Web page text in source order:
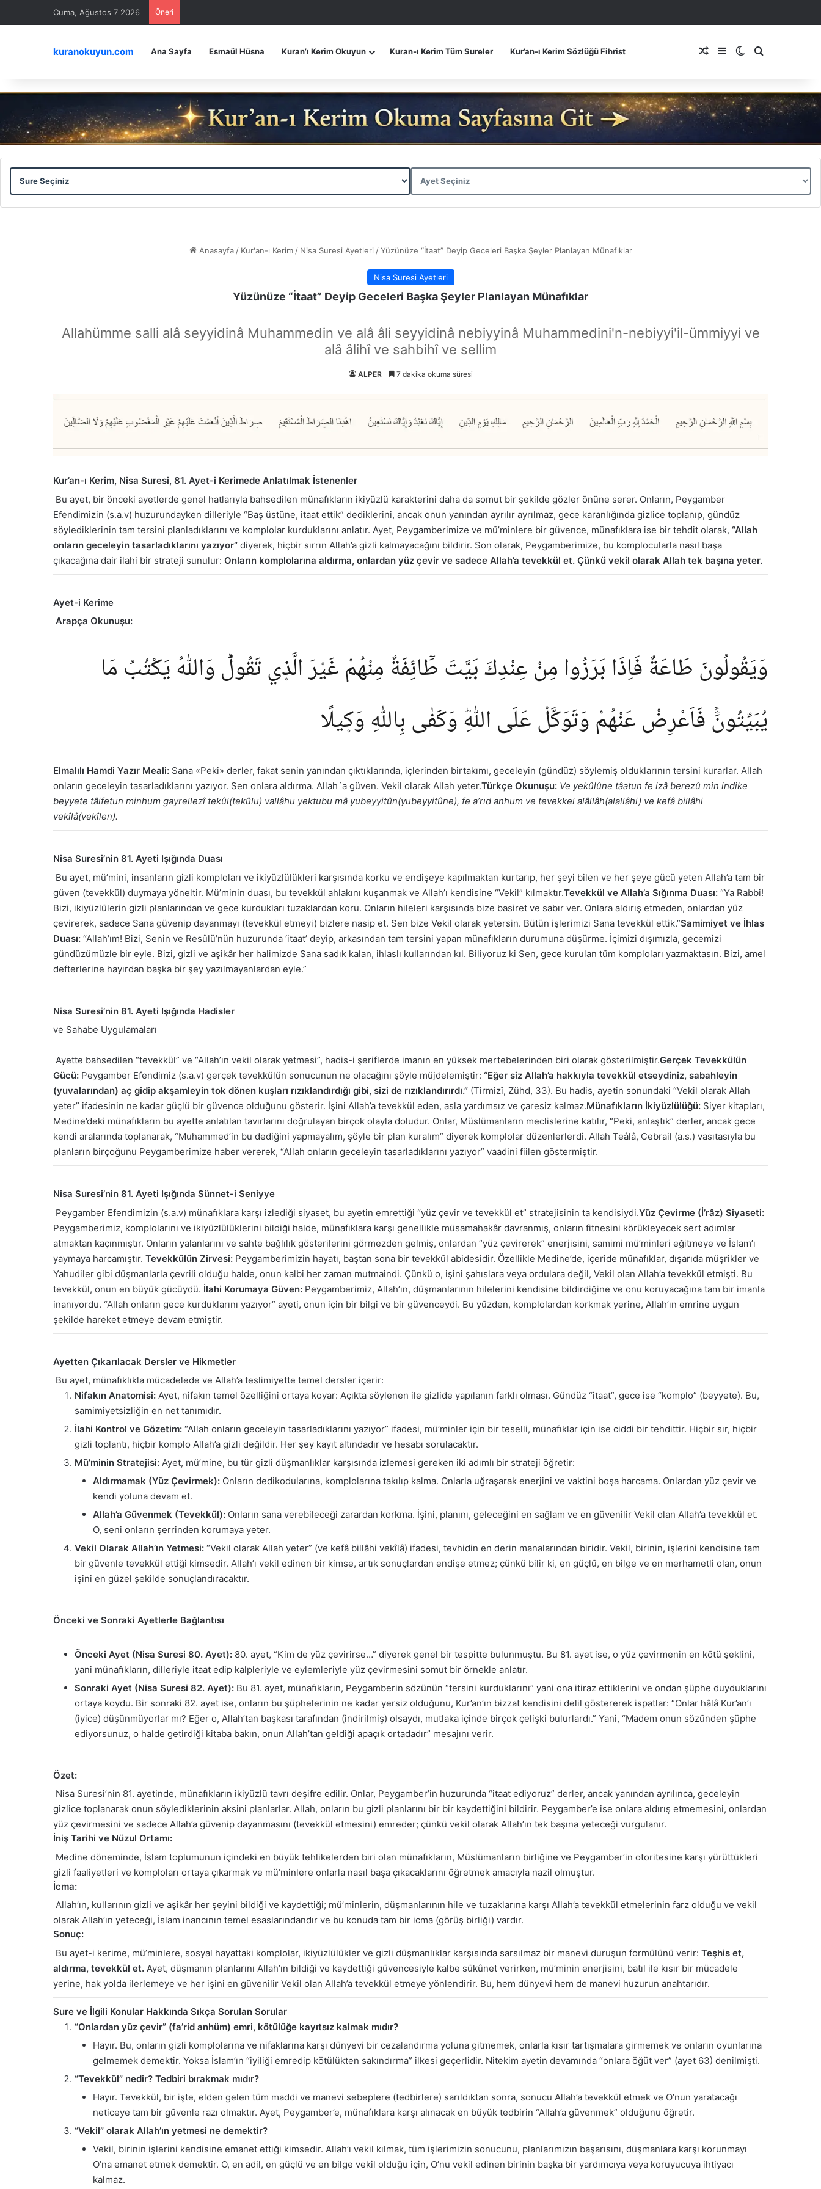
Cuma, Ağustos 7 2026 Öneri
kuranokuyun.com Ana Sayfa Esmaül Hüsna Kuran’ı Kerim Okuyun Kuran-ı Kerim Tüm Sureler Kur’an-ı Kerim Sözlüğü Fihrist Rastgele Makale
Kenar Bölmesi
Dış görünümü
Arama yap
Anasayfa / Kur'an-ı Kerim / Nisa Suresi Ayetleri / Yüzünüze “İtaat” Deyip Geceleri Başka Şeyler Planlayan Münafıklar
Nisa Suresi Ayetleri
Yüzünüze “İtaat” Deyip Geceleri Başka Şeyler Planlayan Münafıklar
Allahümme salli alâ seyyidinâ Muhammedin ve alâ âli seyyidinâ nebiyyinâ Muhammedini'n-nebiyyi'il-ümmiyyi ve
alâ âlihî ve sahbihî ve sellim
ALPER 7 dakika okuma süresi
Kur’an-ı Kerim, Nisa Suresi, 81. Ayet-i Kerimede Anlatılmak İstenenler
Bu ayet, bir önceki ayetlerde genel hatlarıyla bahsedilen münafıkların ikiyüzlü karakterini daha da somut bir şekilde gözler önüne serer. Onların, Peygamber
Efendimizin (s.a.v) huzurundayken dilleriyle “Baş üstüne, itaat ettik” dediklerini, ancak onun yanından ayrılır ayrılmaz, gece karanlığında gizlice toplanıp, gündüz
söylediklerinin tam tersini planladıklarını ve komplolar kurduklarını anlatır. Ayet, Peygamberimize ve mü’minlere bir güvence, münafıklara ise bir tehdit olarak, “Allah
onların geceleyin tasarladıklarını yazıyor” diyerek, hiçbir sırrın Allah’a gizli kalmayacağını bildirir. Son olarak, Peygamberimize, bu komplocularla nasıl başa
çıkacağına dair ilahi bir strateji sunulur: Onların komplolarına aldırma, onlardan yüz çevir ve sadece Allah’a tevekkül et. Çünkü vekil olarak Allah tek başına yeter.
Ayet-i Kerime
Arapça Okunuşu:
وَيَقُولُونَ طَاعَةٌ فَاِذَا بَرَزُوا مِنْ عِنْدِكَ بَيَّتَ طَٓائِفَةٌ مِنْهُمْ غَيْرَ الَّذ۪ي تَقُولُؕ وَاللّٰهُ يَكْتُبُ مَا
يُبَيِّتُونَۚ فَاَعْرِضْ عَنْهُمْ وَتَوَكَّلْ عَلَى اللّٰهِؕ وَكَفٰى بِاللّٰهِ وَك۪يلًا
Elmalılı Hamdi Yazır Meali: Sana «Peki» derler, fakat senin yanından çıktıklarında, içlerinden birtakımı, geceleyin (gündüz) söylemiş olduklarının tersini kurarlar. Allah
onların geceleyin tasarladıklarını yazıyor. Sen onlara aldırma. Allah´a güven. Vekil olarak Allah yeter.Türkçe Okunuşu: Ve yekûlûne tâatun fe izâ berezû min indike
beyyete tâifetun minhum gayrellezî tekûl(tekûlu) vallâhu yektubu mâ yubeyyitûn(yubeyyitûne), fe a’rıd anhum ve tevekkel alâllâh(alallâhi) ve kefâ billâhi
vekîlâ(vekîlen).
Nisa Suresi’nin 81. Ayeti Işığında Duası
Bu ayet, mü’mini, insanların gizli komploları ve ikiyüzlülükleri karşısında korku ve endişeye kapılmaktan kurtarıp, her şeyi bilen ve her şeye gücü yeten Allah’a tam bir
güven (tevekkül) duymaya yöneltir. Mü’minin duası, bu tevekkül ahlakını kuşanmak ve Allah’ı kendisine “Vekil” kılmaktır.Tevekkül ve Allah’a Sığınma Duası: “Ya Rabbi!
Bizi, ikiyüzlülerin gizli planlarından ve gece kurdukları tuzaklardan koru. Onların hileleri karşısında bize basiret ve sabır ver. Onlara aldırış etmeden, onlardan yüz
çevirerek, sadece Sana güvenip dayanmayı (tevekkül etmeyi) bizlere nasip et. Sen bize Vekil olarak yetersin. Bütün işlerimizi Sana tevekkül ettik.”Samimiyet ve İhlas
Duası: “Allah’ım! Bizi, Senin ve Resûlü’nün huzurunda ‘itaat’ deyip, arkasından tam tersini yapan münafıkların durumuna düşürme. İçimizi dışımızla, gecemizi
gündüzümüzle bir eyle. Bizi, gizli ve aşikâr her halimizde Sana sadık kalan, ihlaslı kullarından kıl. Biliyoruz ki Sen, gece kurulan tüm komploları yazmaktasın. Bizi, amel
defterlerine hayırdan başka bir şey yazılmayanlardan eyle.”
Nisa Suresi’nin 81. Ayeti Işığında Hadisler
ve Sahabe Uygulamaları
Ayette bahsedilen “tevekkül” ve “Allah’ın vekil olarak yetmesi”, hadis-i şeriflerde imanın en yüksek mertebelerinden biri olarak gösterilmiştir.Gerçek Tevekkülün
Gücü: Peygamber Efendimiz (s.a.v) gerçek tevekkülün sonucunun ne olacağını şöyle müjdelemiştir: “Eğer siz Allah’a hakkıyla tevekkül etseydiniz, sabahleyin
(yuvalarından) aç gidip akşamleyin tok dönen kuşları rızıklandırdığı gibi, sizi de rızıklandırırdı.” (Tirmizî, Zühd, 33). Bu hadis, ayetin sonundaki “Vekil olarak Allah
yeter” ifadesinin ne kadar güçlü bir güvence olduğunu gösterir. İşini Allah’a tevekkül eden, asla yardımsız ve çaresiz kalmaz.Münafıkların İkiyüzlülüğü: Siyer kitapları,
Medine’deki münafıkların bu ayette anlatılan tavırlarını doğrulayan birçok olayla doludur. Onlar, Müslümanların meclislerine katılır, “Peki, anlaştık” derler, ancak gece
kendi aralarında toplanarak, “Muhammed’in bu dediğini yapmayalım, şöyle bir plan kuralım” diyerek komplolar düzenlerlerdi. Allah Teâlâ, Cebrail (a.s.) vasıtasıyla bu
planların birçoğunu Peygamberimize haber vererek, “Allah onların geceleyin tasarladıklarını yazıyor” vaadini fiilen göstermiştir.
Nisa Suresi’nin 81. Ayeti Işığında Sünnet-i Seniyye
Peygamber Efendimizin (s.a.v) münafıklara karşı izlediği siyaset, bu ayetin emrettiği “yüz çevir ve tevekkül et” stratejisinin ta kendisiydi.Yüz Çevirme (İ’râz) Siyaseti:
Peygamberimiz, komplolarını ve ikiyüzlülüklerini bildiği halde, münafıklara karşı genellikle müsamahakâr davranmış, onların fitnesini körükleyecek sert adımlar
atmaktan kaçınmıştır. Onların yalanlarını ve sahte bağlılık gösterilerini görmezden gelmiş, onlardan “yüz çevirerek” enerjisini, samimi mü’minleri eğitmeye ve İslam’ı
yaymaya harcamıştır. Tevekkülün Zirvesi: Peygamberimizin hayatı, baştan sona bir tevekkül abidesidir. Özellikle Medine’de, içeride münafıklar, dışarıda müşrikler ve
Yahudiler gibi düşmanlarla çevrili olduğu halde, onun kalbi her zaman mutmaindi. Çünkü o, işini şahıslara veya ordulara değil, Vekil olan Allah’a tevekkül etmişti. Bu
tevekkül, onun en büyük gücüydü. İlahi Korumaya Güven: Peygamberimiz, Allah’ın, düşmanlarının hilelerini kendisine bildirdiğine ve onu koruyacağına tam bir imanla
inanıyordu. “Allah onların gece kurduklarını yazıyor” ayeti, onun için bir bilgi ve bir güvenceydi. Bu yüzden, komplolardan korkmak yerine, Allah’ın emrine uygun
şekilde hareket etmeye devam etmiştir.
Ayetten Çıkarılacak Dersler ve Hikmetler
Bu ayet, münafıklıkla mücadelede ve Allah’a teslimiyette temel dersler içerir:
Nifakın Anatomisi: Ayet, nifakın temel özelliğini ortaya koyar: Açıkta söylenen ile gizlide yapılanın farklı olması. Gündüz “itaat”, gece ise “komplo” (beyyete). Bu,
samimiyetsizliğin en net tanımıdır.
İlahi Kontrol ve Gözetim: “Allah onların geceleyin tasarladıklarını yazıyor” ifadesi, mü’minler için bir teselli, münafıklar için ise ciddi bir tehdittir. Hiçbir sır, hiçbir
gizli toplantı, hiçbir komplo Allah’a gizli değildir. Her şey kayıt altındadır ve hesabı sorulacaktır.
Mü’minin Stratejisi: Ayet, mü’mine, bu tür gizli düşmanlıklar karşısında izlemesi gereken iki adımlı bir strateji öğretir:
Aldırmamak (Yüz Çevirmek): Onların dedikodularına, komplolarına takılıp kalma. Onlarla uğraşarak enerjini ve vaktini boşa harcama. Onlardan yüz çevir ve
kendi yoluna devam et.
Allah’a Güvenmek (Tevekkül): Onların sana verebileceği zarardan korkma. İşini, planını, geleceğini en sağlam ve en güvenilir Vekil olan Allah’a tevekkül et.
O, seni onların şerrinden korumaya yeter.
Vekil Olarak Allah’ın Yetmesi: “Vekil olarak Allah yeter” (ve kefâ billâhi vekîlâ) ifadesi, tevhidin en derin manalarından biridir. Vekil, birinin, işlerini kendisine tam
bir güvenle tevekkül ettiği kimsedir. Allah’ı vekil edinen bir kimse, artık sonuçlardan endişe etmez; çünkü bilir ki, en güçlü, en bilge ve en merhametli olan, onun
işini en güzel şekilde sonuçlandıracaktır.
Önceki ve Sonraki Ayetlerle Bağlantısı
Önceki Ayet (Nisa Suresi 80. Ayet): 80. ayet, “Kim de yüz çevirirse…” diyerek genel bir tespitte bulunmuştu. Bu 81. ayet ise, o yüz çevirmenin en kötü şeklini,
yani münafıkların, dilleriyle itaat edip kalpleriyle ve eylemleriyle yüz çevirmesini somut bir örnekle anlatır.
Sonraki Ayet (Nisa Suresi 82. Ayet): Bu 81. ayet, münafıkların, Peygamberin sözünün “tersini kurduklarını” yani ona itiraz ettiklerini ve ondan şüphe duyduklarını
ortaya koydu. Bir sonraki 82. ayet ise, onların bu şüphelerinin ne kadar yersiz olduğunu, Kur’an’ın bizzat kendisini delil göstererek ispatlar: “Onlar hâlâ Kur’an’ı
(iyice) düşünmüyorlar mı? Eğer o, Allah’tan başkası tarafından (indirilmiş) olsaydı, mutlaka içinde birçok çelişki bulurlardı.” Yani, “Madem onun sözünden şüphe
ediyorsunuz, o halde getirdiği kitaba bakın, onun Allah’tan geldiği apaçık ortadadır” mesajını verir.
Özet:
Nisa Suresi’nin 81. ayetinde, münafıkların ikiyüzlü tavrı deşifre edilir. Onlar, Peygamber’in huzurunda “itaat ediyoruz” derler, ancak yanından ayrılınca, geceleyin
gizlice toplanarak onun söylediklerinin aksini planlarlar. Allah, onların bu gizli planlarını bir bir kaydettiğini bildirir. Peygamber’e ise onlara aldırış etmemesini, onlardan
yüz çevirmesini ve sadece Allah’a güvenip dayanmasını (tevekkül etmesini) emreder; çünkü vekil olarak Allah’ın tek başına yeteceği vurgulanır.
İniş Tarihi ve Nüzul Ortamı:
Medine döneminde, İslam toplumunun içindeki en büyük tehlikelerden biri olan münafıkların, Müslümanların birliğine ve Peygamber’in otoritesine karşı yürüttükleri
gizli faaliyetleri ve komploları ortaya çıkarmak ve mü’minlere onlarla nasıl başa çıkacaklarını öğretmek amacıyla nazil olmuştur.
İcma:
Allah’ın, kullarının gizli ve aşikâr her şeyini bildiği ve kaydettiği; mü’minlerin, düşmanlarının hile ve tuzaklarına karşı Allah’a tevekkül etmelerinin farz olduğu ve vekil
olarak Allah’ın yeteceği, İslam inancının temel esaslarındandır ve bu konuda tam bir icma (görüş birliği) vardır.
Sonuç:
Bu ayet-i kerime, mü’minlere, sosyal hayattaki komplolar, ikiyüzlülükler ve gizli düşmanlıklar karşısında sarsılmaz bir manevi duruşun formülünü verir: Teşhis et,
aldırma, tevekkül et. Ayet, düşmanın planlarını Allah’ın bildiği ve kaydettiği güvencesiyle kalbe sükûnet verirken, mü’minin enerjisini, batıl ile kısır bir mücadele
yerine, hak yolda ilerlemeye ve her işini en güvenilir Vekil olan Allah’a tevekkül etmeye yönlendirir. Bu, hem dünyevi hem de manevi huzurun anahtarıdır.
Sure ve İlgili Konular Hakkında Sıkça Sorulan Sorular
“Onlardan yüz çevir” (fa’rid anhüm) emri, kötülüğe kayıtsız kalmak mıdır?
Hayır. Bu, onların gizli komplolarına ve nifaklarına karşı dünyevi bir cezalandırma yoluna gitmemek, onlarla kısır tartışmalara girmemek ve onların oyunlarına
gelmemek demektir. Yoksa İslam’ın “iyiliği emredip kötülükten sakındırma” ilkesi geçerlidir. Nitekim ayetin devamında “onlara öğüt ver” (ayet 63) denilmişti.
“Tevekkül” nedir? Tedbiri bırakmak mıdır?
Hayır. Tevekkül, bir işte, elden gelen tüm maddi ve manevi sebeplere (tedbirlere) sarıldıktan sonra, sonucu Allah’a tevekkül etmek ve O’nun yaratacağı
neticeye tam bir güvenle razı olmaktır. Ayet, Peygamber’e, münafıklara karşı alınacak en büyük tedbirin “Allah’a güvenmek” olduğunu öğretir.
“Vekil” olarak Allah’ın yetmesi ne demektir?
Vekil, birinin işlerini kendisine emanet ettiği kimsedir. Allah’ı vekil kılmak, tüm işlerimizin sonucunu, planlarımızın başarısını, düşmanlara karşı korunmayı
O’na emanet etmek demektir. O, en adil, en güçlü ve en bilge vekil olduğu için, O’nu vekil edinen birinin başka bir yardımcıya veya koruyucuya ihtiyacı
kalmaz.